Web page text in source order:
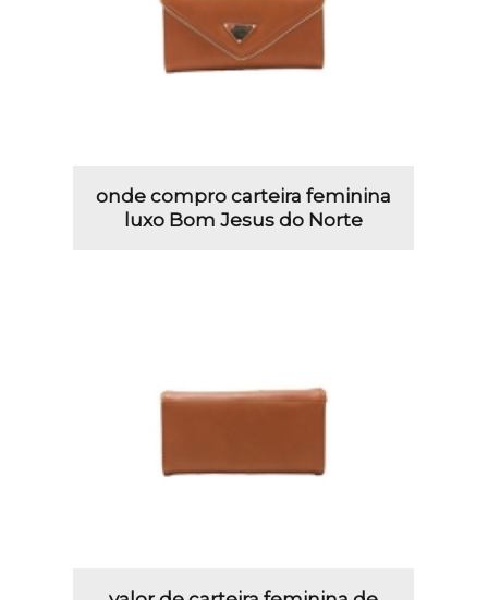
onde compro carteira feminina
luxo Bom Jesus do Norte